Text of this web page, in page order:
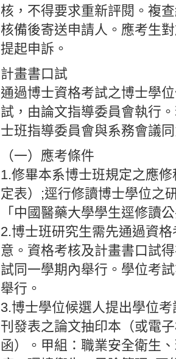
核，不得要求重新評閱。複
核備後寄送申請人。應考生
提起申訴。
計畫書口試
通過博士資格考試之博士學
試，由論文指導委員會執行
士班指導委員會與系務會議
（一）應考條件
1.修畢本系博士班規定之應
定表）;逕行修讀博士學位之
「中國醫藥大學學生逕修讀
2.博士班研究生需先通過資
意。資格考核及計畫書口試
試同一學期內舉行。學位考
舉行。
3.博士學位候選人提出學位
刊發表之論文抽印本（或電
函）。甲組：職業安全衛生